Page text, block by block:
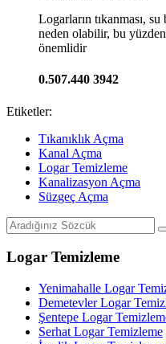
Logarların tıkanması,
neden olabilir, bu
önemlidir
0.507.440 3942
Etiketler:
Tıkanıklık Açma
Kanal Açma
Logar Temizleme
Kanalizasyon Açma
Süzgeç Açma
Logar Temizleme
Yenimahalle Logar
Demetevler Logar
Şentepe Logar
Serhat Logar Temizleme